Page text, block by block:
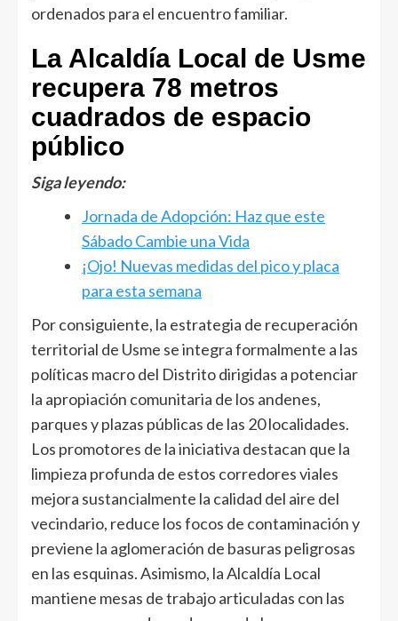
ordenados para el encuentro familiar.
La Alcaldía Local de Usme
recupera 78 metros
cuadrados de espacio
público
Siga leyendo:
Jornada de Adopción: Haz que este
Sábado Cambie una Vida
¡Ojo! Nuevas medidas del pico y placa
para esta semana
Por consiguiente, la estrategia de recuperación
territorial de Usme se integra formalmente a las
políticas macro del Distrito dirigidas a potenciar
la apropiación comunitaria de los andenes,
parques y plazas públicas de las 20 localidades.
Los promotores de la iniciativa destacan que la
limpieza profunda de estos corredores viales
mejora sustancialmente la calidad del aire del
vecindario, reduce los focos de contaminación y
previene la aglomeración de basuras peligrosas
en las esquinas. Asimismo, la Alcaldía Local
mantiene mesas de trabajo articuladas con las